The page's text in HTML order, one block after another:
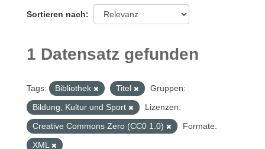
Sortieren nach
1 Datensatz gefunden
Tags: Bibliothek Titel
Gruppen:
Bildung, Kultur und Sport
Lizenzen:
Creative Commons Zero (CC0 1.0)
Formate:
XML